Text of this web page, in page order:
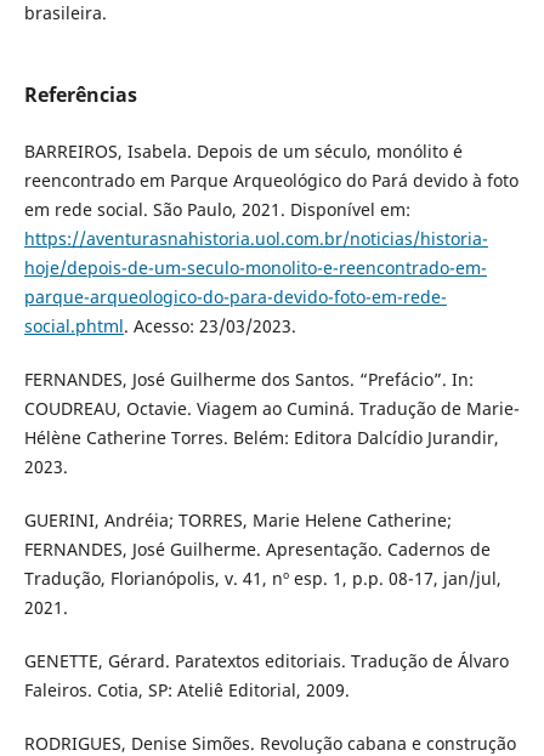
brasileira.
Referências
BARREIROS, Isabela. Depois de um século, monólito é
reencontrado em Parque Arqueológico do Pará devido à foto
em rede social. São Paulo, 2021. Disponível em:
https://aventurasnahistoria.uol.com.br/noticias/historia-
hoje/depois-de-um-seculo-monolito-e-reencontrado-em-
parque-arqueologico-do-para-devido-foto-em-rede-
social.phtml. Acesso: 23/03/2023.
FERNANDES, José Guilherme dos Santos. “Prefácio”. In:
COUDREAU, Octavie. Viagem ao Cuminá. Tradução de Marie-
Hélène Catherine Torres. Belém: Editora Dalcídio Jurandir,
2023.
GUERINI, Andréia; TORRES, Marie Helene Catherine;
FERNANDES, José Guilherme. Apresentação. Cadernos de
Tradução, Florianópolis, v. 41, nº esp. 1, p.p. 08-17, jan/jul,
2021.
GENETTE, Gérard. Paratextos editoriais. Tradução de Álvaro
Faleiros. Cotia, SP: Ateliê Editorial, 2009.
RODRIGUES, Denise Simões. Revolução cabana e construção